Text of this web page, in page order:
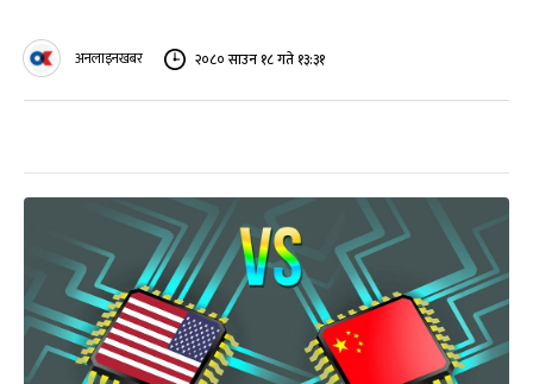
अनलाइनखबर २०८० साउन १८ गते १३:३१